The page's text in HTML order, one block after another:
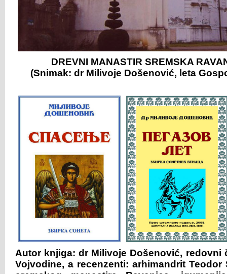
DREVNI MANASTIR SREMSKA
(Snimak: dr Milivoje Došenović, leta
Autor knjiga: dr Milivoje Došenović, redovni
Vojvodine, a recenzenti: arhimandrit